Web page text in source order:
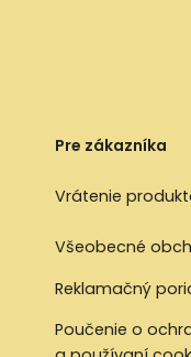
Pre zákazníka
Vrátenie
Všeobecné
Reklamačný
Poučenie o